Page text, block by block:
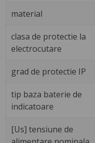
material
clasa de protectie la
electrocutare
grad de protectie IP
tip baza baterie de
indicatoare
[Us] tensiune de